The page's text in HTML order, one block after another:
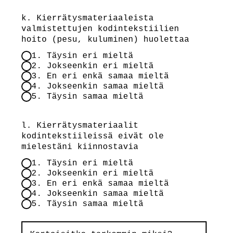
k. Kierrätysmateriaaleista
valmistettujen kodintekstiilien
hoito (pesu, kuluminen) huolettaa
1. Täysin eri mieltä
2. Jokseenkin eri mieltä
3. En eri enkä samaa mieltä
4. Jokseenkin samaa mieltä
5. Täysin samaa mieltä
l. Kierrätysmateriaalit
kodintekstiileissä eivät ole
mielestäni kiinnostavia
1. Täysin eri mieltä
2. Jokseenkin eri mieltä
3. En eri enkä samaa mieltä
4. Jokseenkin samaa mieltä
5. Täysin samaa mieltä